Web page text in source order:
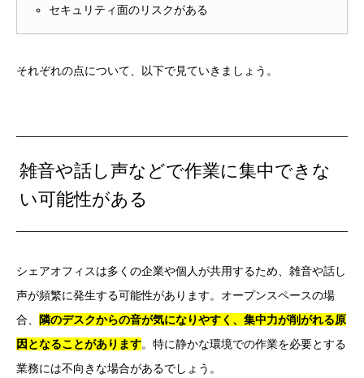
セキュリティ面のリスクがある
それぞれの点について、以下で見ていきましょう。
雑音や話し声などで作業に集中できな
い可能性がある
シェアオフィスは多くの企業や個人が共用するため、雑音や話し
声が頻繁に発生する可能性があります。オープンスペースの場
合、
隣のデスクからの音が気になりやすく、集中力が削がれる原
因となることがあります。特に静かな環境での作業を必要とする
業務には不向きな場合があるでしょう。